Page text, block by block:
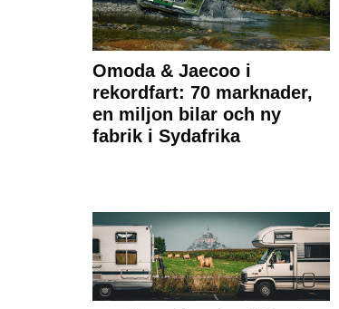
Omoda & Jaecoo i
rekordfart: 70 marknader,
en miljon bilar och ny
fabrik i Sydafrika